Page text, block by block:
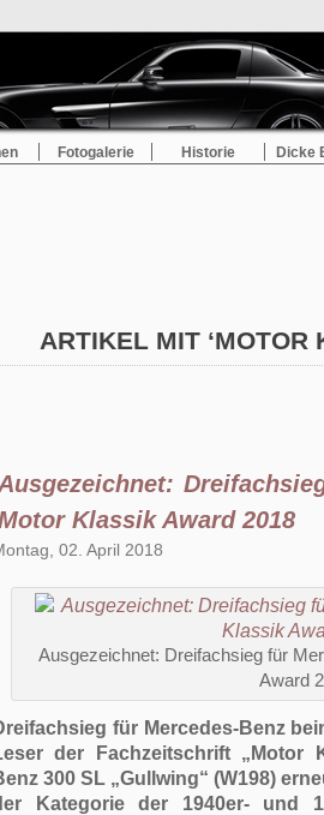
Fotogalerie Historie Dicke
ARTIKEL MIT ‘MOTOR
Klassik Award 2018
02. April 2018
Ausgezeichnet: Dreifachsieg für
Award
für Mercedes-Benz
der Fachzeitschrift „Motor
300 SL „Gullwing“ (W198)
Kategorie der 1940er- und